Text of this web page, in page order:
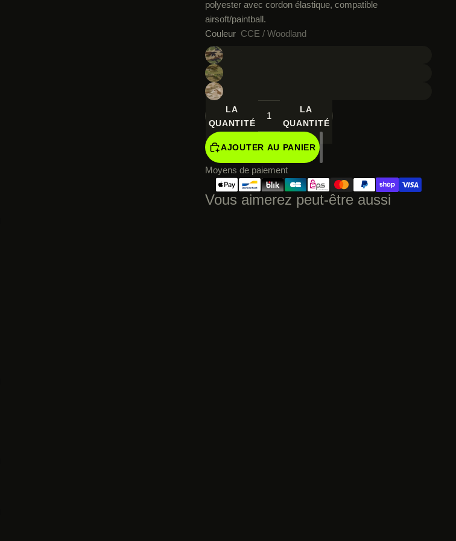
polyester avec cordon élastique, compatible
airsoft/paintball.
Couleur CCE / Woodland
DIMINUER
LA
QUANTITÉ
LA
QUANTITÉ
AJOUTER AU PANIER
Moyens de paiement
Vous aimerez peut-être aussi